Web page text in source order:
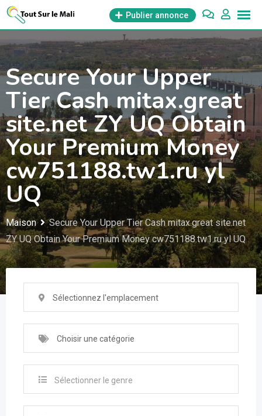
Aller
contenu
Publier annonce
Secure Your Upper
Tier Cash mitax.great
site.net ZY UQ Obtain
Your Premium Money
cw751188.tw1.ru yl
UQ
Maison
Secure Your Upper Tier Cash mitax.great site.net
ZY UQ Obtain Your Premium Money cw751188.tw1.ru yl UQ
Sélectionnez l'emplacement
Choisir une catégorie
Sélectionner le genre